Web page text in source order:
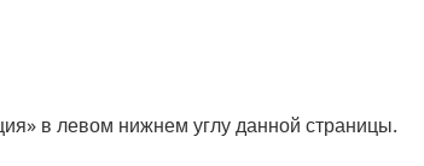
в левом нижнем углу данной страницы.